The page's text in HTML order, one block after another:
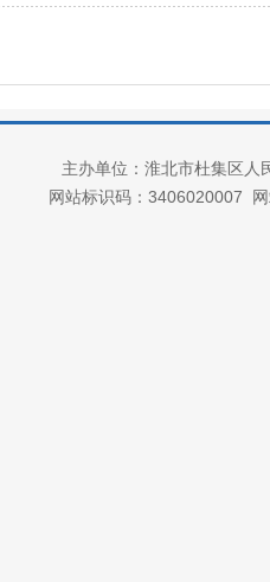
主办单位：淮北市杜集区
网站标识码：3406020007